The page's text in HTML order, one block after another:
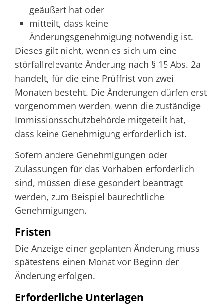
geäußert hat oder
mitteilt, dass keine
Änderungsgenehmigung notwendig ist.
Dieses gilt nicht, wenn es sich um eine
störfallrelevante Änderung nach § 15 Abs. 2a
handelt, für die eine Prüffrist von zwei
Monaten besteht. Die Änderungen dürfen erst
vorgenommen werden, wenn die zuständige
Immissionsschutzbehörde mitgeteilt hat,
dass keine Genehmigung erforderlich ist.
Sofern andere Genehmigungen oder
Zulassungen für das Vorhaben erforderlich
sind, müssen diese gesondert beantragt
werden, zum Beispiel baurechtliche
Genehmigungen.
Fristen
Die Anzeige einer geplanten Änderung muss
spätestens einen Monat vor Beginn der
Änderung erfolgen.
Erforderliche Unterlagen